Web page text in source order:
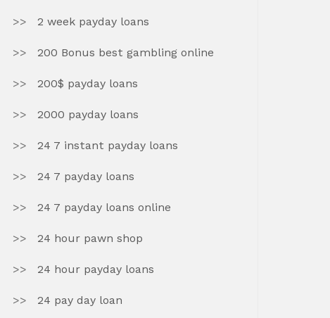
2 week payday loans
200 Bonus best gambling online
200$ payday loans
2000 payday loans
24 7 instant payday loans
24 7 payday loans
24 7 payday loans online
24 hour pawn shop
24 hour payday loans
24 pay day loan